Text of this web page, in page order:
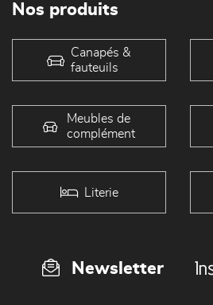
Nos produits
Canapés &
fauteuils
Meubles de
complément
Literie
Newsletter